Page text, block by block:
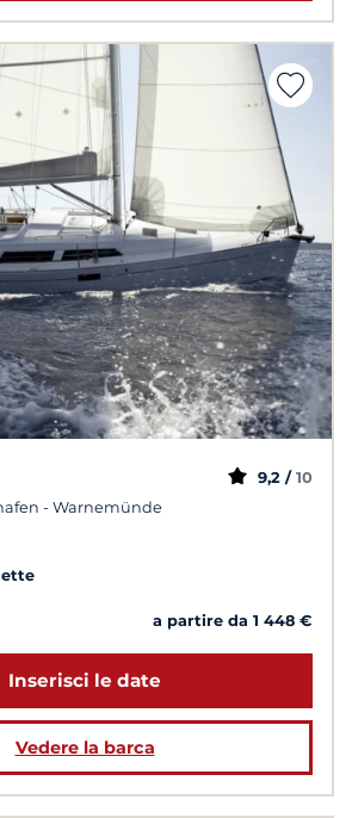
- Warnemünde
9,2 / 10
a partire da 1 448 €
Inserisci le date
Vedere la barca